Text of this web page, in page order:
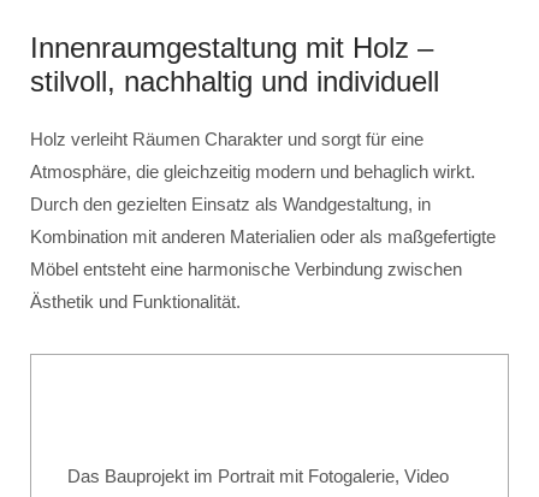
Innenraumgestaltung mit Holz –
stilvoll, nachhaltig und individuell
Holz verleiht Räumen Charakter und sorgt für eine
Atmosphäre, die gleichzeitig modern und behaglich wirkt.
Durch den gezielten Einsatz als Wandgestaltung, in
Kombination mit anderen Materialien oder als maßgefertigte
Möbel entsteht eine harmonische Verbindung zwischen
Ästhetik und Funktionalität.
Das Bauprojekt im Portrait mit Fotogalerie, Video